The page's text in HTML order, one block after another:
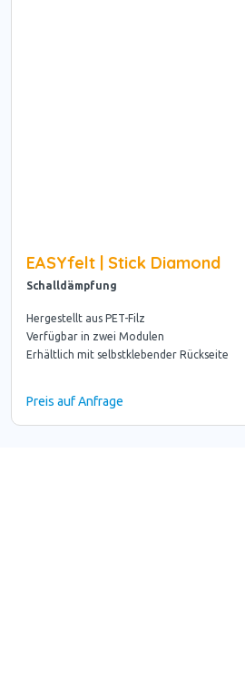
EASYfelt | Stick Diamond
Schalldämpfung
Hergestellt aus PET-Filz
Verfügbar in zwei Modulen
Erhältlich mit selbstklebender Rückseite
Preis auf Anfrage